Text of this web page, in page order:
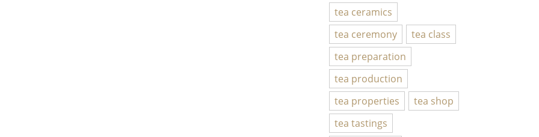
tea ceramics
tea ceremony
tea class
tea preparation
tea production
tea properties
tea shop
tea tastings